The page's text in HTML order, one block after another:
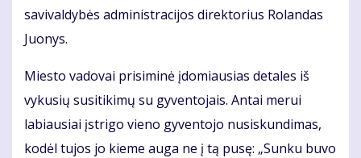
savivaldybės administracijos direktorius Rolandas
Juonys.
Miesto vadovai prisiminė įdomiausias detales iš
vykusių susitikimų su gyventojais. Antai merui
labiausiai įstrigo vieno gyventojo nusiskundimas,
kodėl tujos jo kieme auga ne į tą pusę: „Sunku buvo